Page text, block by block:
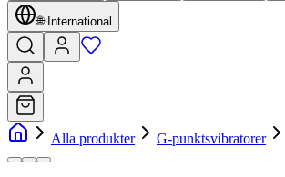
🌐 International
Alla produkter G-punktsvibratorer